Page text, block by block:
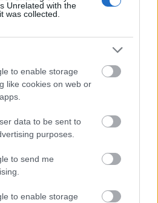
Unrelated with the
was collected.
to enable storage
like cookies on web or
data to be sent to
purposes.
to send me
to enable storage